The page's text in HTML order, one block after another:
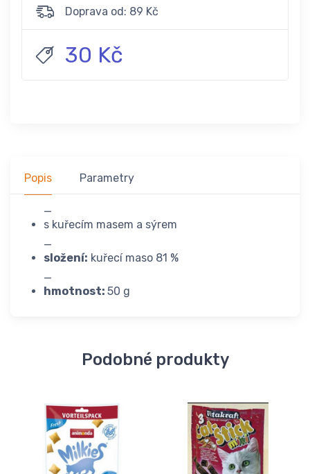
Doprava od: 89 Kč
30 Kč
Popis Parametry
_
s kuřecím masem a sýrem
_
složení: kuřecí maso 81 %
_
hmotnost: 50 g
Podobné produkty